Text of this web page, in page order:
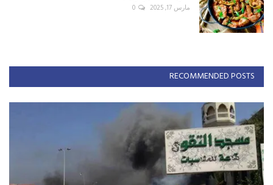
مارس 17, 2025 0
RECOMMENDED POSTS